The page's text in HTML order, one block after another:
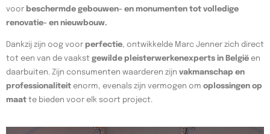
voor beschermde gebouwen- en monumenten tot volledige
renovatie- en nieuwbouw.
Dankzij zijn oog voor perfectie, ontwikkelde Marc Jenner zich direct
tot een van de vaakst gewilde pleisterwerkenexperts in België en
daarbuiten. Zijn consumenten waarderen zijn vakmanschap en
professionaliteit enorm, evenals zijn vermogen om oplossingen op
maat te bieden voor elk soort project.